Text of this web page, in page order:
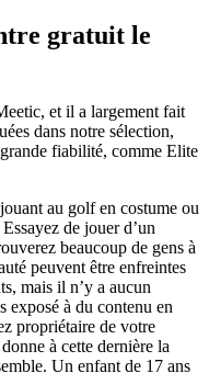
gratuit le
et il a largement fait
dans notre sélection,
fiabilité, comme Elite
au golf en costume ou
de jouer d’un
beaucoup de gens à
peuvent être enfreintes
mais il n’y a aucun
exposé à du contenu en
propriétaire de votre
à cette dernière la
Un enfant de 17 ans